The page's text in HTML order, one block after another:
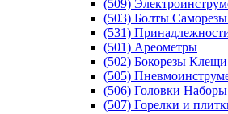
(509)
(503) Болты
(531)
(501) Ареометры
(502) Бокорезы
(505)
(506) Головки
(507) Горелки и